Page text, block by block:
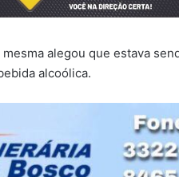
mesma alegou que estava
alcoólica.